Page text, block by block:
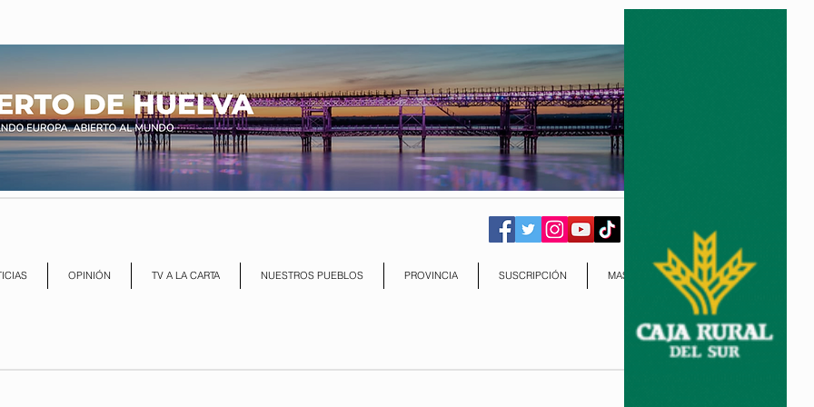
OPINIÓN TV A LA CARTA NUESTROS PUEBLOS PROVINCIA SUSCRIPCIÓN MAS